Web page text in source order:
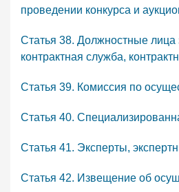
проведении конкурса и
Статья 38. Должностные лица
контрактная служба,
Статья 39. Комиссия по
Статья 40.
Статья 41. Эксперты,
Статья 42. Извещение об